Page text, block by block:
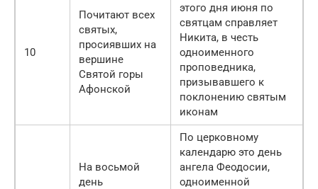
10
Почитают всех
святых,
просиявших на
вершине
Святой горы
Афонской
этого дня июня по
святцам справляет
Никита, в честь
одноименного
проповедника,
призывавшего к
поклонению святым
иконам
На восьмой
день
По церковному
календарю это день
ангела Феодосии,
одноименной